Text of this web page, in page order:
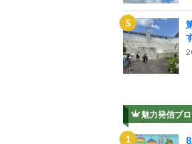
魅力発信ブ